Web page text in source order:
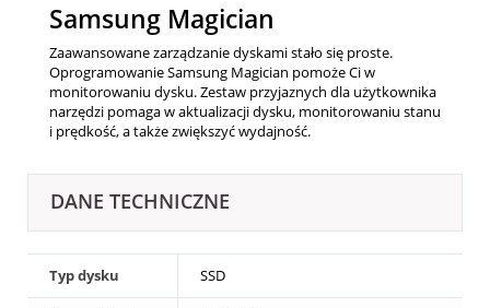
Samsung Magician
Zaawansowane zarządzanie dyskami stało się proste.
Oprogramowanie Samsung Magician pomoże Ci w
monitorowaniu dysku. Zestaw przyjaznych dla użytkownika
narzędzi pomaga w aktualizacji dysku, monitorowaniu stanu
i prędkość, a także zwiększyć wydajność.
DANE TECHNICZNE
Typ dysku SSD